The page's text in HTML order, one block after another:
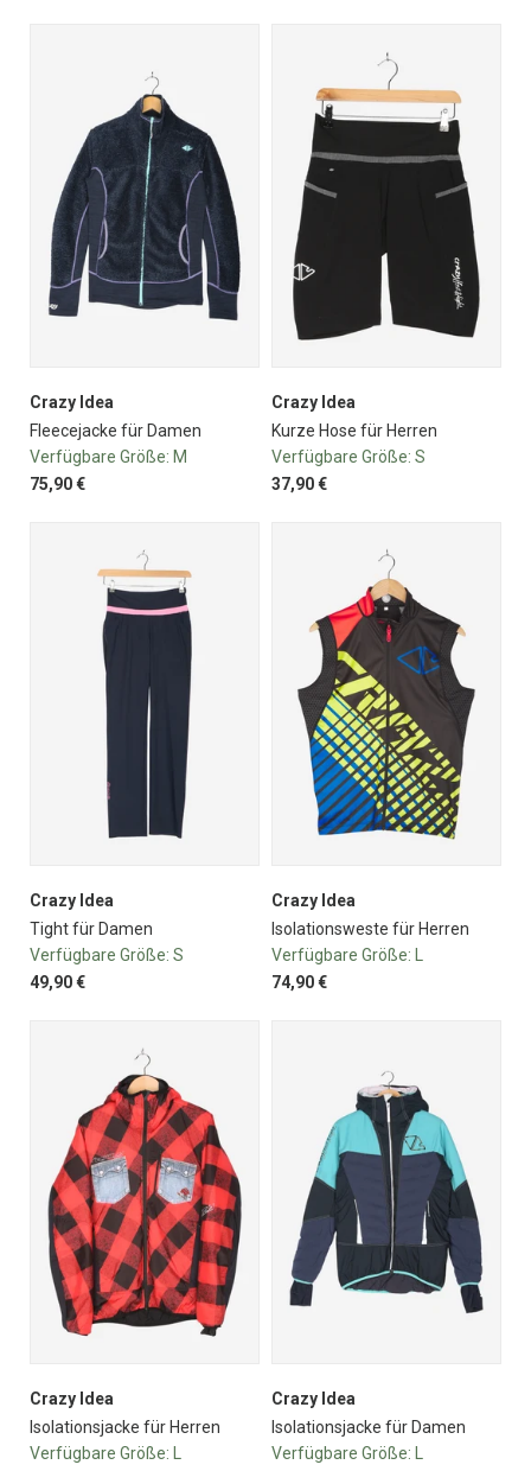
Crazy Idea
Fleecejacke für Damen
Verfügbare Größe: M
75,90 €
Crazy Idea
Kurze Hose für Herren
Verfügbare Größe: S
37,90 €
Crazy Idea
Tight für Damen
Verfügbare Größe: S
49,90 €
Crazy Idea
Isolationsweste für Herren
Verfügbare Größe:
74,90 €
Crazy Idea
Isolationsjacke für Herren
Verfügbare Größe:
Crazy Idea
Isolationsjacke für Damen
Verfügbare Größe: